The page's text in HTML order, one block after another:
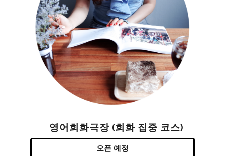
영어회화극장 (회화 집중 코스)
오픈 예정